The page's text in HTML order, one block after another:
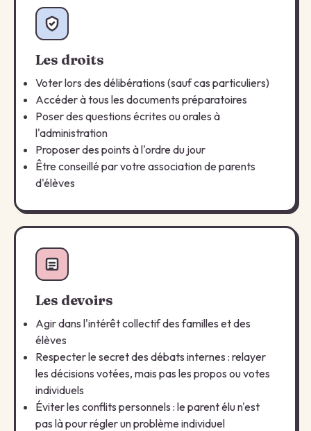
Les droits
Voter lors des délibérations (sauf cas particuliers)
Accéder à tous les documents préparatoires
Poser des questions écrites ou orales à
l'administration
Proposer des points à l'ordre du jour
Être conseillé par votre association de parents
d'élèves
Les devoirs
Agir dans l'intérêt collectif des familles et des
élèves
Respecter le secret des débats internes : relayer
les décisions votées, mais pas les propos ou votes
individuels
Éviter les conflits personnels : le parent élu n'est
pas là pour régler un problème individuel